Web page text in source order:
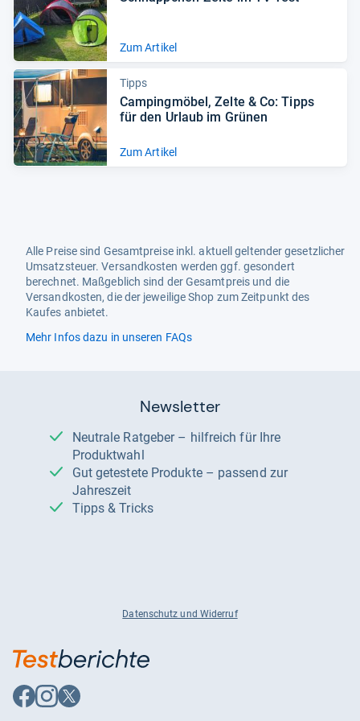
Zum Artikel
Tipps
Cam­ping­mö­bel, Zelte & Co: Tipps
für den Urlaub im Grü­nen
Zum Artikel
Alle Preise sind Gesamtpreise inkl. aktuell geltender gesetzlicher
Umsatzsteuer. Versandkosten werden ggf. gesondert
berechnet. Maßgeblich sind der Gesamtpreis und die
Versandkosten, die der jeweilige Shop zum Zeitpunkt des
Kaufes anbietet.
Mehr Infos dazu in unseren FAQs
Newsletter
Neutrale Ratgeber – hilfreich für Ihre
Produktwahl
Gut getestete Produkte – passend zur
Jahreszeit
Tipps & Tricks
Datenschutz und Widerruf
Auf
Facebook
Auf
Instagram
Auf
X